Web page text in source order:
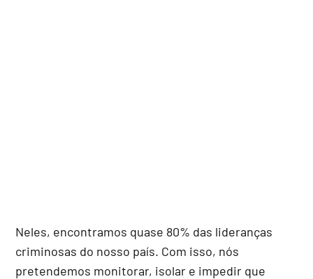
Neles, encontramos quase 80% das lideranças
criminosas do nosso país. Com isso, nós
pretendemos monitorar, isolar e impedir que